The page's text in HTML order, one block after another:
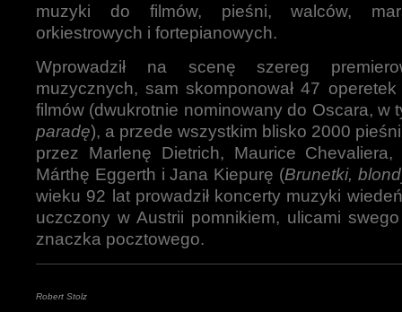
muzyki do filmów, pieśni, walców,
orkiestrowych i fortepianowych.
Wprowadził na scenę szereg
muzycznych, sam skomponował 47
filmów (dwukrotnie nominowany do Oscara, w
paradę), a przede wszystkim blisko 2000
przez Marlenę Dietrich, Maurice Chevaliera,
Márthę Eggerth i Jana Kiepurę (Brunetki,
wieku 92 lat prowadził koncerty muzyki
uczczony w Austrii pomnikiem, ulicami
znaczka pocztowego.
Robert Stolz